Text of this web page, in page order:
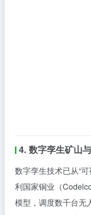
4. 数字孪生矿山
数字孪生技术已从“
利国家铜业（
模型，调度数千台无